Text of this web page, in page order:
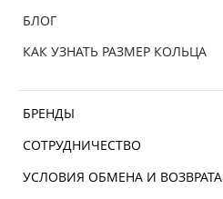
БЛОГ
КАК УЗНАТЬ РАЗМЕР КОЛЬЦА
БРЕНДЫ
СОТРУДНИЧЕСТВО
УСЛОВИЯ ОБМЕНА И ВОЗВРАТА